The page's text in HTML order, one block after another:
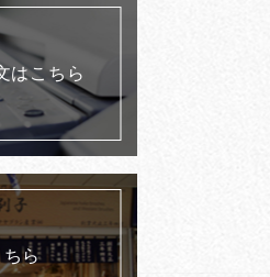
はこちら
ちら